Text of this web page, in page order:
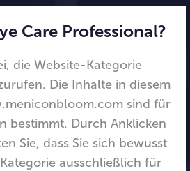
Care Professional?
die Website-Kategorie
Die Inhalte in diesem
sind für
bestimmt. Durch Anklicken
Sie, dass Sie sich bewusst
ausschließlich für